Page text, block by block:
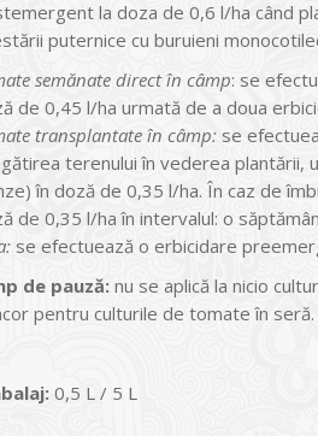
la doza de 0,6 l/ha când
puternice cu buruieni
semănate direct în câmp: se
de 0,45 l/ha urmată de a doua
transplantate în câmp: se
terenului în vederea plantării,
în doză de 0,35 l/ha. În caz de
de 0,35 l/ha în intervalul: o
se efectuează o erbicidare
de pauză: nu se aplică la nicio
pentru culturile de tomate în seră.
0,5 L / 5 L